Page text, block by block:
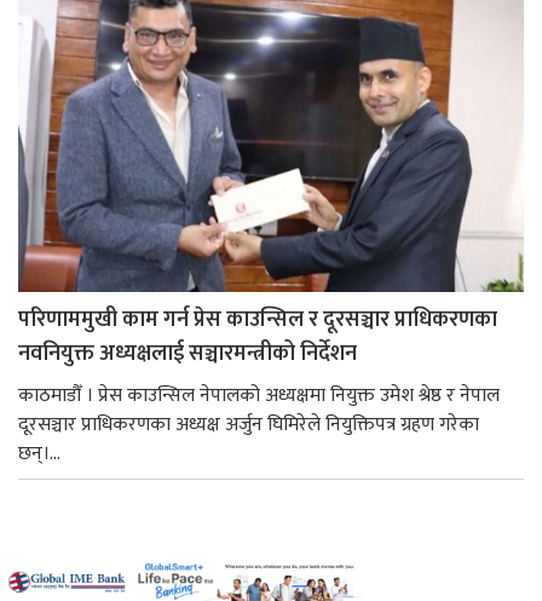
परिणाममुखी काम गर्न प्रेस काउन्सिल र दूरसञ्चार प्राधिकरणका
नवनियुक्त अध्यक्षलाई सञ्चारमन्त्रीको निर्देशन
काठमाडौँ । प्रेस काउन्सिल नेपालको अध्यक्षमा नियुक्त उमेश श्रेष्ठ र नेपाल
दूरसञ्चार प्राधिकरणका अध्यक्ष अर्जुन घिमिरेले नियुक्तिपत्र ग्रहण गरेका
छन्।...